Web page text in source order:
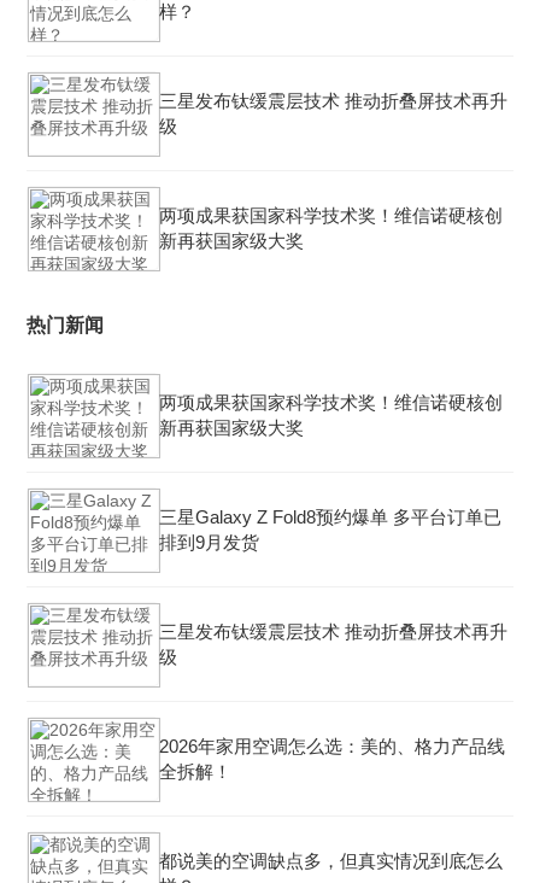
样？
三星发布钛缓震层技术 推动折叠屏技术再升
级
两项成果获国家科学技术奖！维信诺硬核创
新再获国家级大奖
热门新闻
两项成果获国家科学技术奖！维信诺硬核创
新再获国家级大奖
三星Galaxy Z Fold8预约爆单 多平台订单已
排到9月发货
三星发布钛缓震层技术 推动折叠屏技术再升
级
2026年家用空调怎么选：美的、格力产品线
全拆解！
都说美的空调缺点多，但真实情况到底怎么